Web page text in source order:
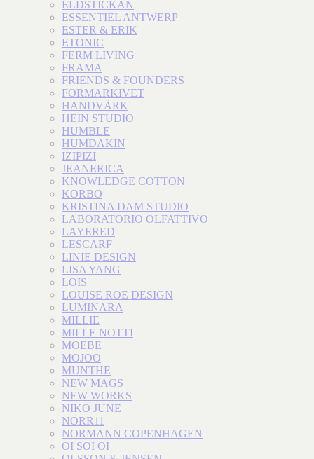
ELDSTICKAN
ESSENTIEL ANTWERP
ESTER & ERIK
ETONIC
FERM LIVING
FRAMA
FRIENDS & FOUNDERS
FORMARKIVET
HANDVÄRK
HEIN STUDIO
HUMBLE
HUMDAKIN
IZIPIZI
JEANERICA
KNOWLEDGE COTTON
KORBO
KRISTINA DAM STUDIO
LABORATORIO OLFATTIVO
LAYERED
LESCARF
LINIE DESIGN
LISA YANG
LOIS
LOUISE ROE DESIGN
LUMINARA
MILLIE
MILLE NOTTI
MOEBE
MOJOO
MUNTHE
NEW MAGS
NEW WORKS
NIKO JUNE
NORR11
NORMANN COPENHAGEN
OI SOI OI